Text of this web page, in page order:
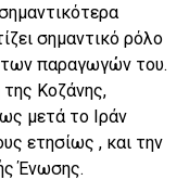
σημαντικό ρόλο
των παραγωγών του.
της Κοζάνης,
μετά το Ιράν
ετησίως , και την
Ένωσης.